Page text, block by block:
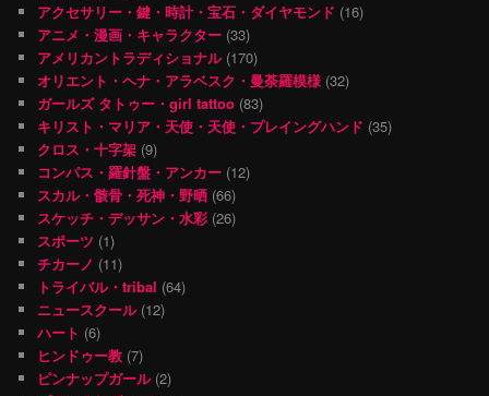
アクセサリー・鍵・時計・宝石・ダイヤモンド (16)
アニメ・漫画・キャラクター (33)
アメリカントラディショナル(170)
オリエント・ヘナ・アラベスク・曼荼羅模様 (32)
ガールズ タトゥー・girl tattoo (83)
キリスト・マリア・天使・天使・プレイングハンド (35)
クロス・十字架 (9)
コンパス・羅針盤・アンカー (12)
スカル・骸骨・死神・野晒 (66)
スケッチ・デッサン・水彩 (26)
スポーツ (1)
チカーノ (11)
トライバル・tribal (64)
ニュースクール(12)
ハート (6)
ヒンドゥー教 (7)
ピンナップガール(2)